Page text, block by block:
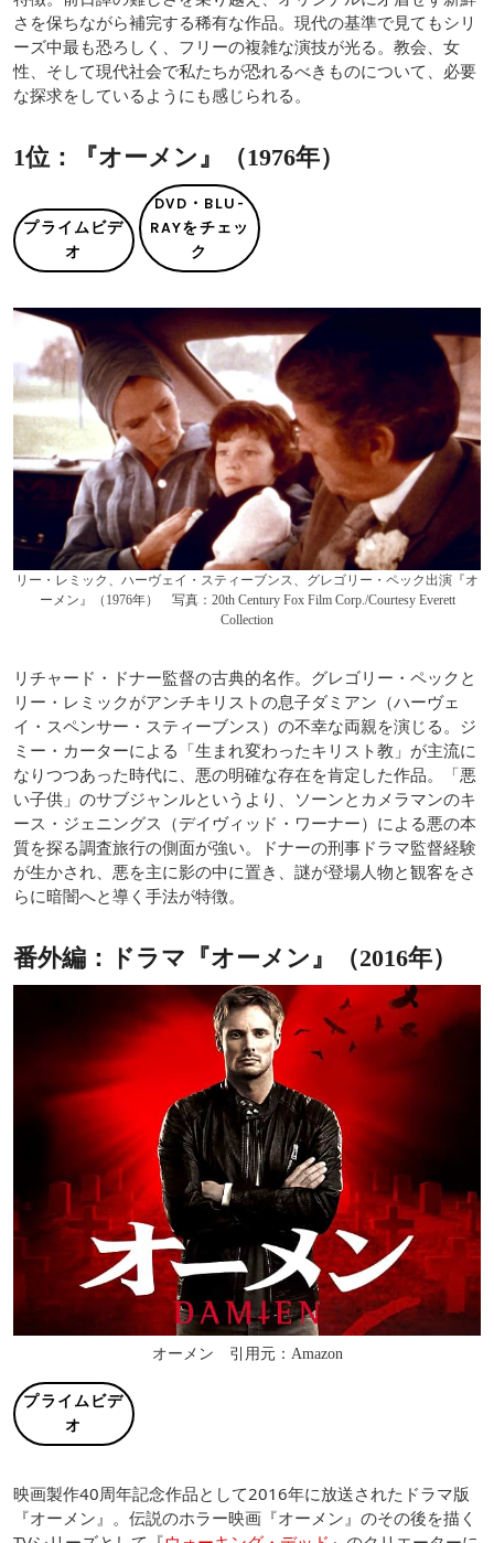
さを保ちながら補完する稀有な作品。現代の基準で見てもシリ
ーズ中最も恐ろしく、フリーの複雑な演技が光る。教会、女
性、そして現代社会で私たちが恐れるべきものについて、必要
な探求をしているようにも感じられる。
1位：『オーメン』（1976年）
プライムビデ
オ
DVD・BLU-
RAYをチェッ
ク
リー・レミック、ハーヴェイ・スティーブンス、グレゴリー・ペック出演『オ
ーメン』（1976年） 写真：20th Century Fox Film Corp./Courtesy Everett
Collection
リチャード・ドナー監督の古典的名作。グレゴリー・ペックと
リー・レミックがアンチキリストの息子ダミアン（ハーヴェ
イ・スペンサー・スティーブンス）の不幸な両親を演じる。ジ
ミー・カーターによる「生まれ変わったキリスト教」が主流に
なりつつあった時代に、悪の明確な存在を肯定した作品。「悪
い子供」のサブジャンルというより、ソーンとカメラマンのキ
ース・ジェニングス（デイヴィッド・ワーナー）による悪の本
質を探る調査旅行の側面が強い。ドナーの刑事ドラマ監督経験
が生かされ、悪を主に影の中に置き、謎が登場人物と観客をさ
らに暗闇へと導く手法が特徴。
番外編：ドラマ『オーメン』（2016年）
オーメン 引用元：Amazon
プライムビデ
オ
映画製作40周年記念作品として2016年に放送されたドラマ版
『オーメン』。伝説のホラー映画『オーメン』のその後を描く